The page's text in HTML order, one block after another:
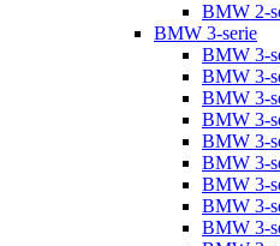
BMW 2-
BMW 3-serie
BMW 3-
BMW 3-
BMW 3-
BMW 3-
BMW 3-
BMW 3-
BMW 3-
BMW 3-
BMW 3-